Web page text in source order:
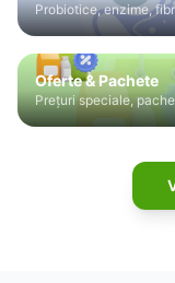
Probiotice, enzime,
Oferte & Pachete
Prețuri speciale,